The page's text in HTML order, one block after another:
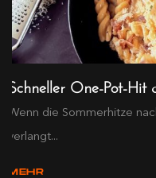
Schneller One-Pot-Hit
Wenn die Sommerhitze
verlangt...
MEHR